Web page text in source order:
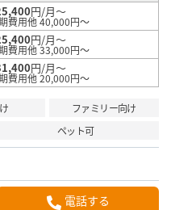
円/月～
費用他 40,000円～
円/月～
費用他 33,000円～
円/月～
費用他 20,000円～
ファミリー向け
ペット可
電話する